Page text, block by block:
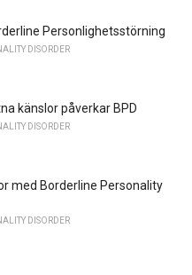
Personlighetsstörning
DISORDER
känslor påverkar BPD
DISORDER
med Borderline Personality
DISORDER